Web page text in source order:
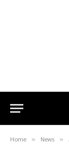
Home » News »